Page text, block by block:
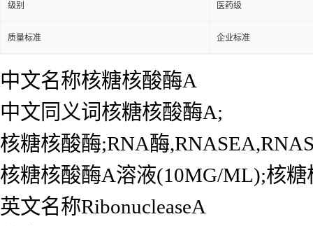
级别 医药级
质量标准 企业标准
中文名称核糖核酸酶A
中文同义词核糖核酸酶A;
核糖核酸酶;RNA酶
核糖核酸酶A溶液(10MG/ML);核
英文名称RibonucleaseA